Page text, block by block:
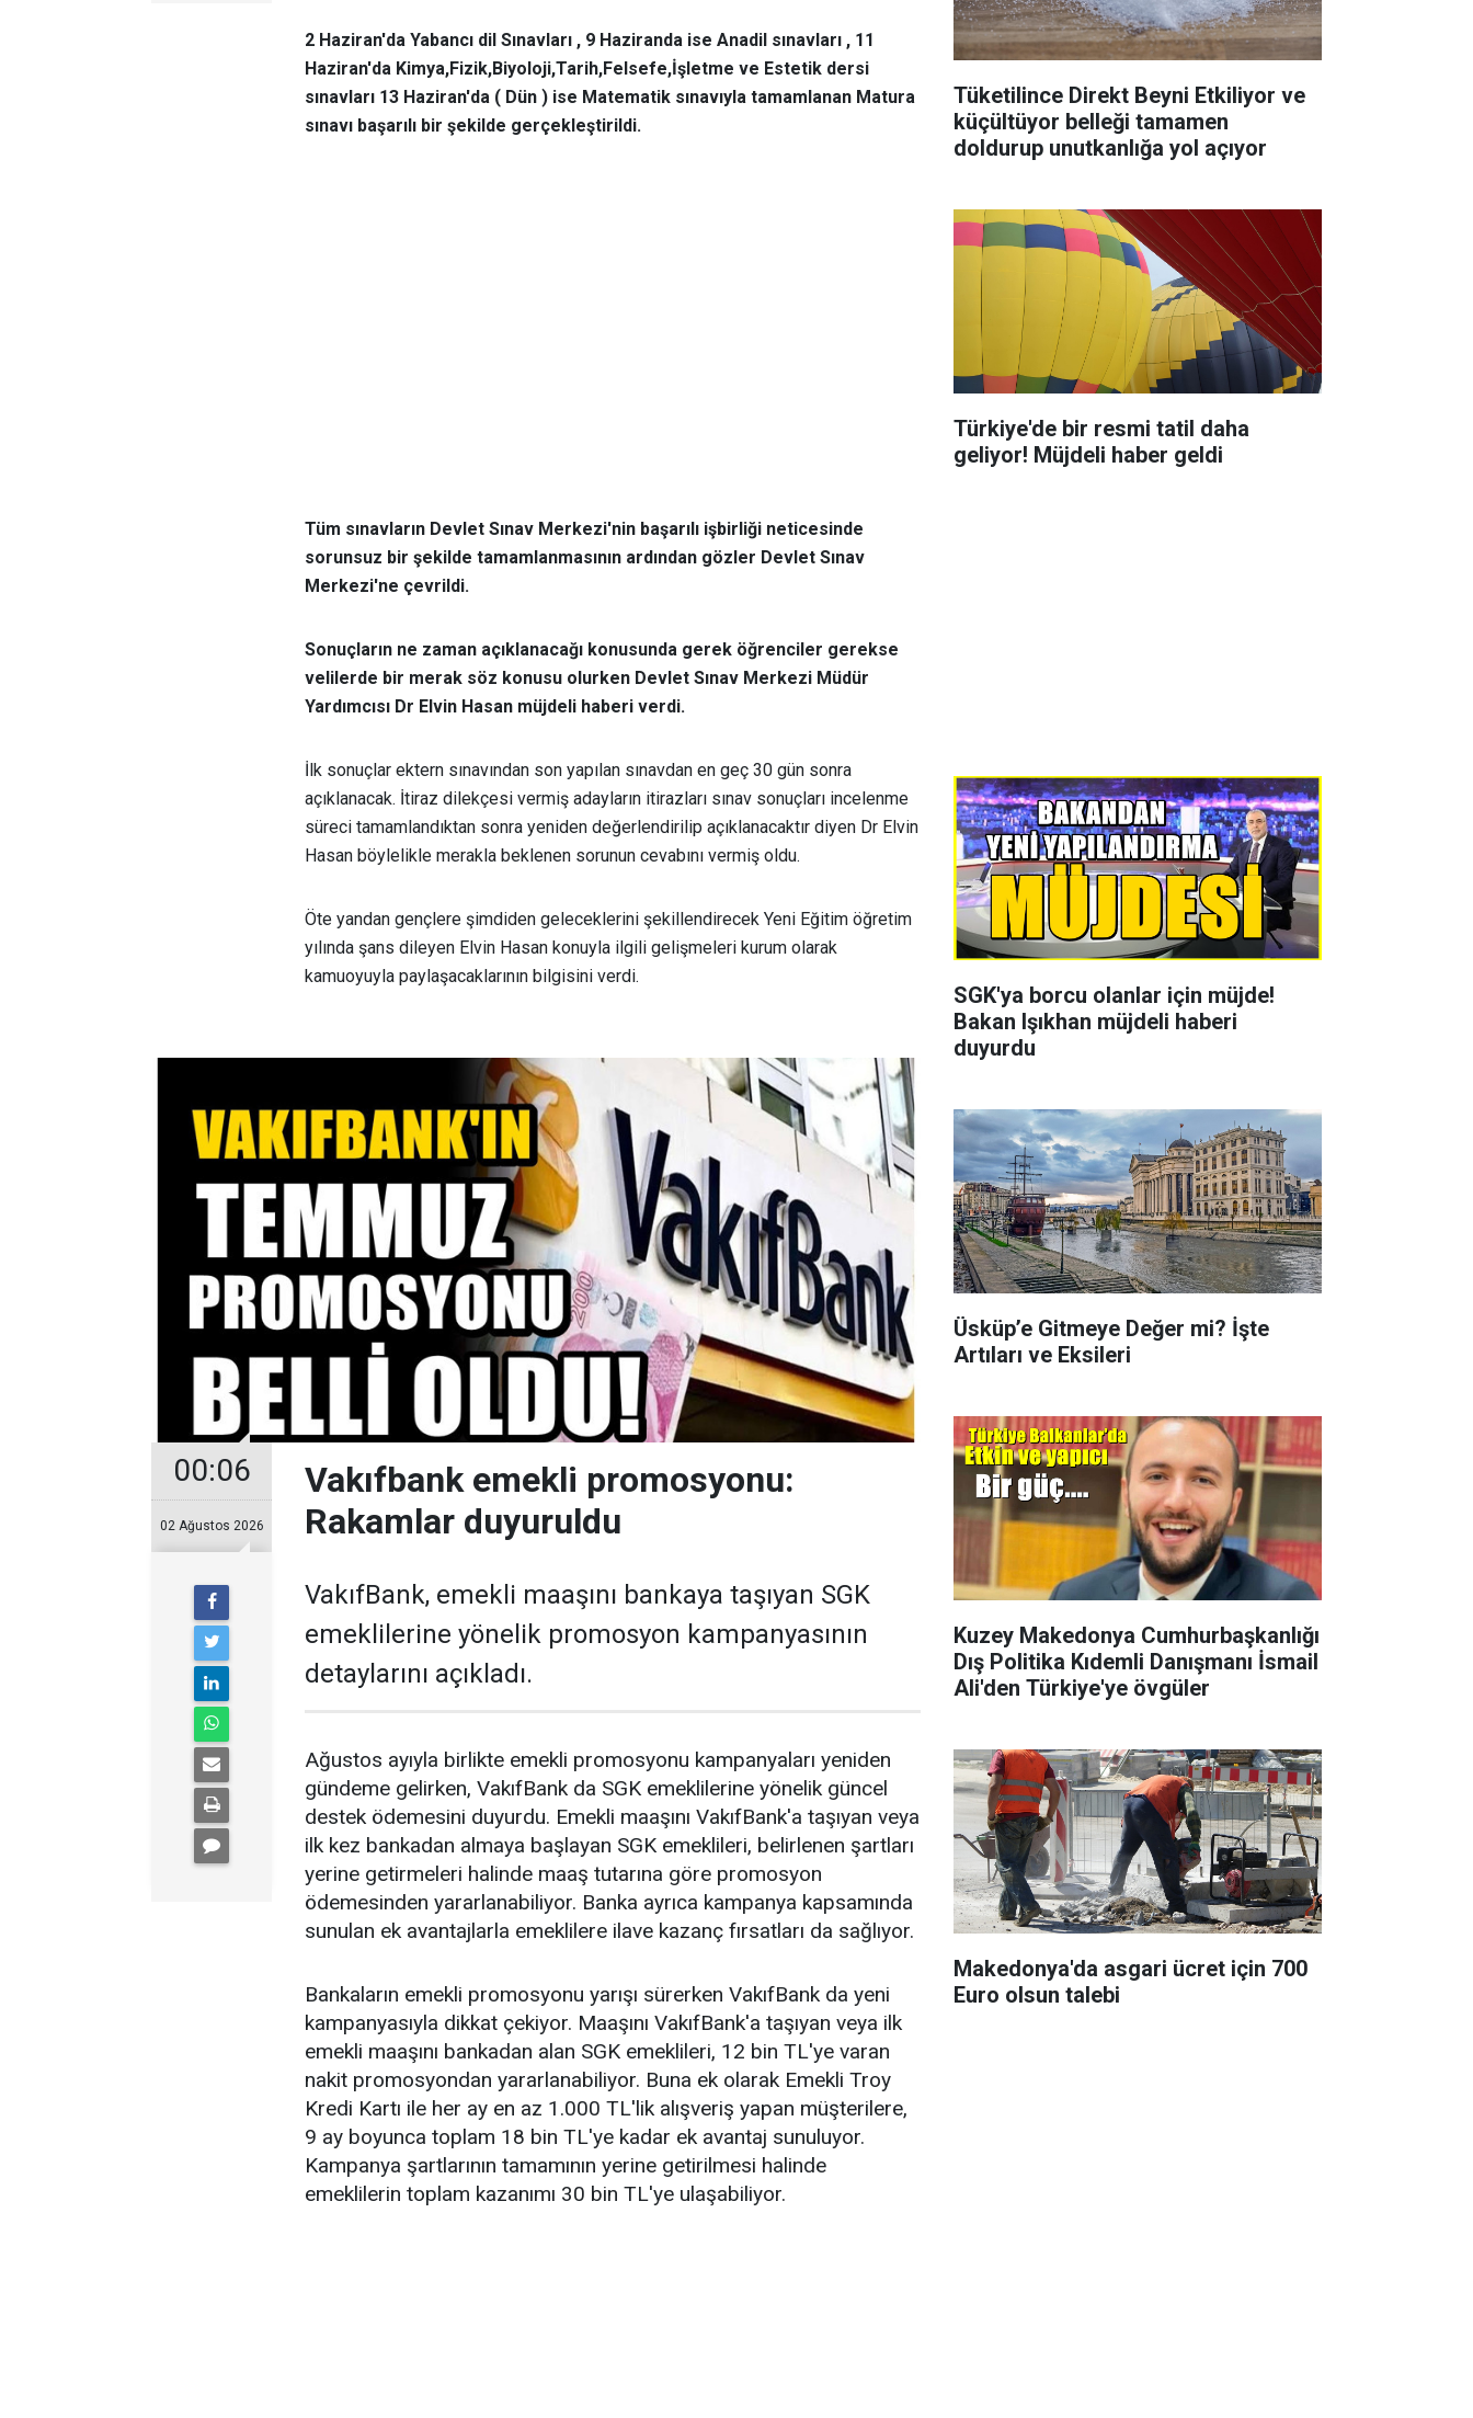
2 Haziran'da Yabancı dil Sınavları , 9 Haziranda ise Anadil sınavları , 11
Haziran'da Kimya,Fizik,Biyoloji,Tarih,Felsefe,İşletme ve Estetik dersi
sınavları 13 Haziran'da ( Dün ) ise Matematik sınavıyla tamamlanan Matura
sınavı başarılı bir şekilde gerçekleştirildi.
Tüm sınavların Devlet Sınav Merkezi'nin başarılı işbirliği neticesinde
sorunsuz bir şekilde tamamlanmasının ardından gözler Devlet Sınav
Merkezi'ne çevrildi.
Sonuçların ne zaman açıklanacağı konusunda gerek öğrenciler gerekse
velilerde bir merak söz konusu olurken Devlet Sınav Merkezi Müdür
Yardımcısı Dr Elvin Hasan müjdeli haberi verdi.
İlk sonuçlar ektern sınavından son yapılan sınavdan en geç 30 gün sonra
açıklanacak. İtiraz dilekçesi vermiş adayların itirazları sınav sonuçları incelenme
süreci tamamlandıktan sonra yeniden değerlendirilip açıklanacaktır diyen Dr Elvin
Hasan böylelikle merakla beklenen sorunun cevabını vermiş oldu.
Öte yandan gençlere şimdiden geleceklerini şekillendirecek Yeni Eğitim öğretim
yılında şans dileyen Elvin Hasan konuyla ilgili gelişmeleri kurum olarak
kamuoyuyla paylaşacaklarının bilgisini verdi.
00:06
02 Ağustos 2026
Vakıfbank emekli promosyonu:
Rakamlar duyuruldu
VakıfBank, emekli maaşını bankaya taşıyan SGK
emeklilerine yönelik promosyon kampanyasının
detaylarını açıkladı.
Ağustos ayıyla birlikte emekli promosyonu kampanyaları yeniden
gündeme gelirken, VakıfBank da SGK emeklilerine yönelik güncel
destek ödemesini duyurdu. Emekli maaşını VakıfBank'a taşıyan veya
ilk kez bankadan almaya başlayan SGK emeklileri, belirlenen şartları
yerine getirmeleri halinde maaş tutarına göre promosyon
ödemesinden yararlanabiliyor. Banka ayrıca kampanya kapsamında
sunulan ek avantajlarla emeklilere ilave kazanç fırsatları da sağlıyor.
Bankaların emekli promosyonu yarışı sürerken VakıfBank da yeni
kampanyasıyla dikkat çekiyor. Maaşını VakıfBank'a taşıyan veya ilk
emekli maaşını bankadan alan SGK emeklileri, 12 bin TL'ye varan
nakit promosyondan yararlanabiliyor. Buna ek olarak Emekli Troy
Kredi Kartı ile her ay en az 1.000 TL'lik alışveriş yapan müşterilere,
9 ay boyunca toplam 18 bin TL'ye kadar ek avantaj sunuluyor.
Kampanya şartlarının tamamının yerine getirilmesi halinde
emeklilerin toplam kazanımı 30 bin TL'ye ulaşabiliyor.
Tüketilince Direkt Beyni Etkiliyor ve
küçültüyor belleği tamamen
doldurup unutkanlığa yol açıyor
Türkiye'de bir resmi tatil daha
geliyor! Müjdeli haber geldi
SGK'ya borcu olanlar için müjde!
Bakan Işıkhan müjdeli haberi
duyurdu
Üsküp’e Gitmeye Değer mi? İşte
Artıları ve Eksileri
Kuzey Makedonya Cumhurbaşkanlığı
Dış Politika Kıdemli Danışmanı İsmail
Ali'den Türkiye'ye övgüler
Makedonya'da asgari ücret için 700
Euro olsun talebi